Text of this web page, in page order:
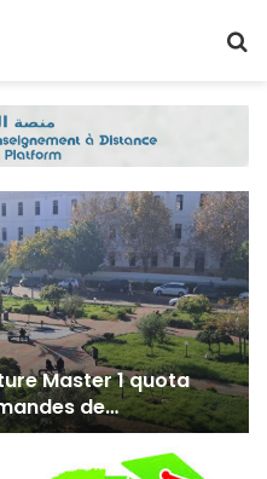
Master 1 quota
de
universitaire